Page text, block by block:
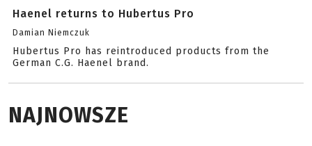
Haenel returns to Hubertus Pro
Damian Niemczuk
Hubertus Pro has reintroduced products from the
German C.G. Haenel brand.
NAJNOWSZE